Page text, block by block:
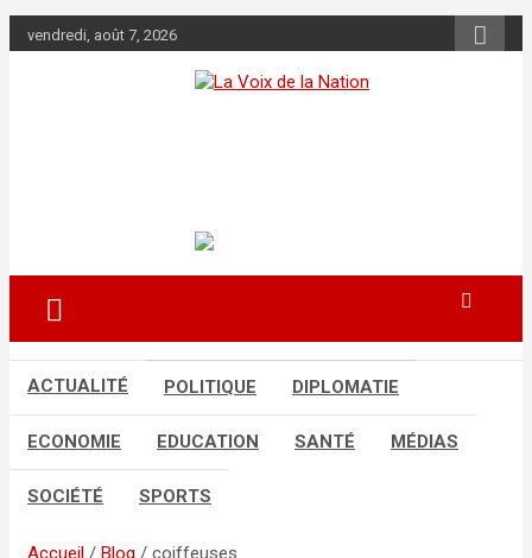
au
vendredi, août 7, 2026
ACTUALITÉ POLITIQUE DIPLOMATIE
ECONOMIE EDUCATION SANTÉ MÉDIAS
SOCIÉTÉ SPORTS
Accueil Blog coiffeuses